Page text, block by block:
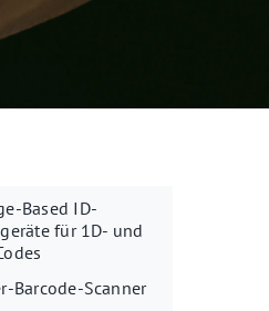
Based ID-
für 1D- und
Barcode-Scanner